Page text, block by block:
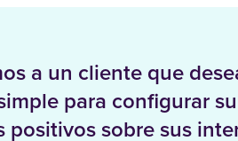
a un cliente que
para configurar
sobre sus